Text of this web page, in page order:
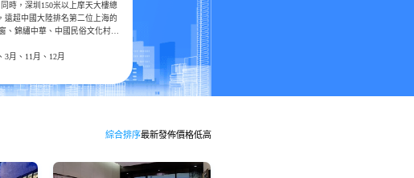
時，深圳150米以上摩天大樓總
遠超中國大陸排名第二位上海的
、錦繡中華、中國民俗文化村和
運會前夕，深圳灣濱海休閑公園
半島是深圳東部地區的重要旅遊
景點，節假日遊客及香客眾多。
3月、11月、12月
綜合排序最新發佈價格低高